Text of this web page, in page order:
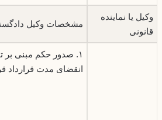
وکیل یا نماینده
قانونی
مشخصات وکیل
۱. صدور حکم مبنی بر
انقضای مدت قرارداد